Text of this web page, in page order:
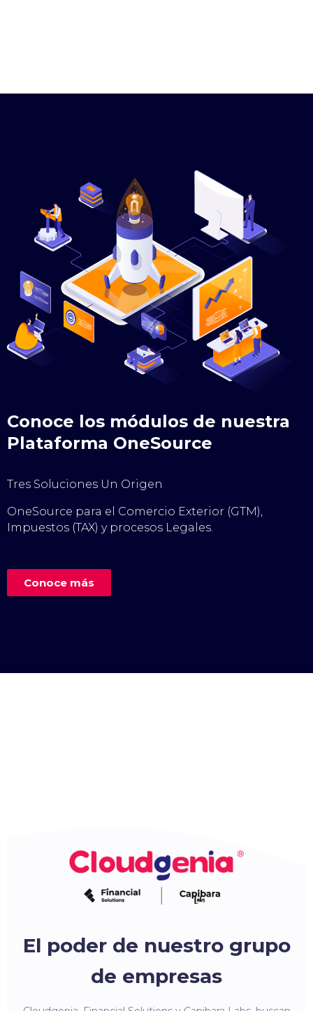
Conoce los módulos de nuestra
Plataforma OneSource
Tres Soluciones Un Origen
OneSource para el Comercio Exterior (GTM),
Impuestos (TAX) y procesos Legales.
Conoce más
El poder de nuestro grupo
de empresas